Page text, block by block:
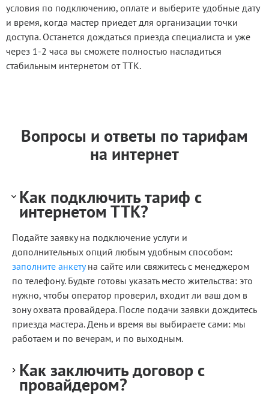
условия по подключению, оплате и выберите удобные дату
и время, когда мастер приедет для организации точки
доступа. Останется дождаться приезда специалиста и уже
через 1-2 часа вы сможете полностью насладиться
стабильным интернетом от ТТК.
Вопросы и ответы по тарифам
на интернет
Как подключить тариф с
интернетом ТТК?
Подайте заявку на подключение услуги и
дополнительных опций любым удобным способом:
заполните анкетуна сайте или свяжитесь с менеджером
по телефону. Будьте готовы указать место жительства: это
нужно, чтобы оператор проверил, входит ли ваш дом в
зону охвата провайдера. После подачи заявки дождитесь
приезда мастера. День и время вы выбираете сами: мы
работаем и по вечерам, и по выходным.
Как заключить договор с
провайдером?